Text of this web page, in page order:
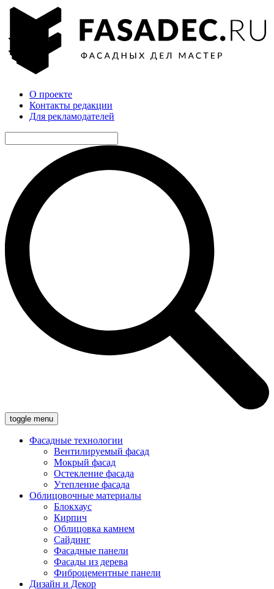
О проекте
Контакты редакции
Для рекламодателей
toggle menu
Фасадные технологии
Вентилируемый фасад
Мокрый фасад
Остекление фасада
Утепление фасада
Облицовочные материалы
Блокхаус
Кирпич
Облицовка камнем
Сайдинг
Фасадные панели
Фасады из дерева
Фиброцементные панели
Дизайн и Декор